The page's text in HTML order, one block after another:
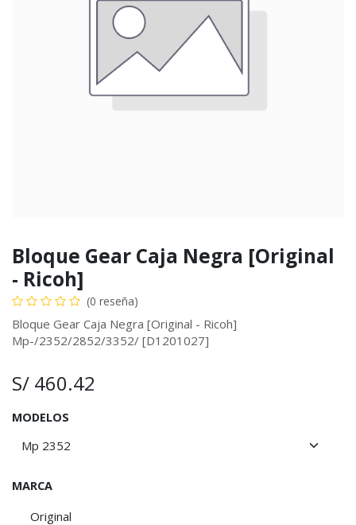
Bloque Gear Caja Negra [Original
- Ricoh]
(0 reseña)
Bloque Gear Caja Negra [Original - Ricoh]
Mp-/2352/2852/3352/ [D1201027]
S/ 460.42
MODELOS
MARCA
Original